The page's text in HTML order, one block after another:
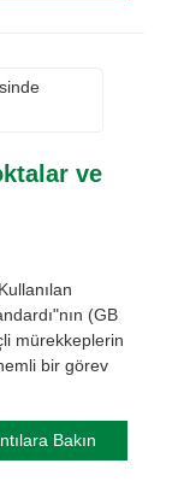
ve
(GB
mürekkeplerin
bir görev
Bakın